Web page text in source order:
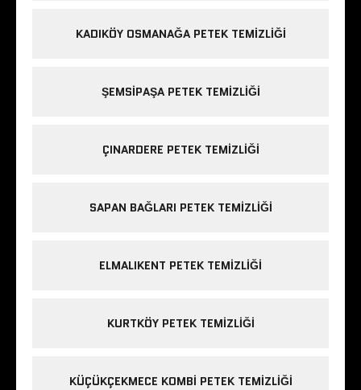
KADIKÖY OSMANAĞA PETEK TEMIZLIĞI
ŞEMSIPAŞA PETEK TEMIZLIĞI
ÇINARDERE PETEK TEMIZLIĞI
SAPAN BAĞLARI PETEK TEMIZLIĞI
ELMALIKENT PETEK TEMIZLIĞI
KURTKÖY PETEK TEMIZLIĞI
KÜÇÜKÇEKMECE KOMBI PETEK TEMIZLIĞI